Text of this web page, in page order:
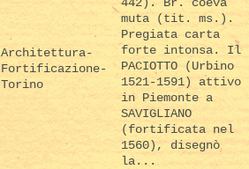
Architettura-
Fortificazione-
Torino
muta (tit. ms.).
Pregiata carta
forte intonsa. Il
PACIOTTO (Urbino
1521-1591) attivo
in Piemonte a
SAVIGLIANO
(fortificata nel
1560), disegnò
la...